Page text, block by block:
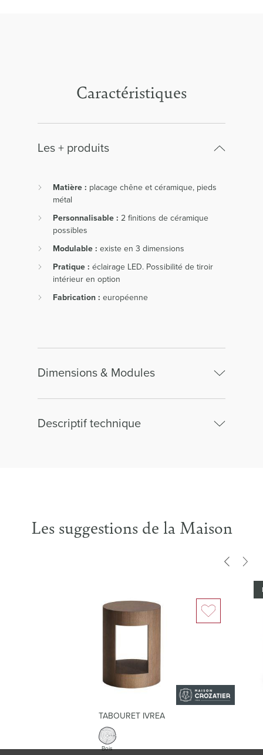
Caractéristiques
Les + produits
Matière : placage chêne et céramique, pieds
métal
Personnalisable : 2 finitions de céramique
possibles
Modulable : existe en 3 dimensions
Pratique : éclairage LED. Possibilité de tiroir
intérieur en option
Fabrication : européenne
Dimensions & Modules
Descriptif technique
Les suggestions de la Maison
TABOURET IVREA
Bois